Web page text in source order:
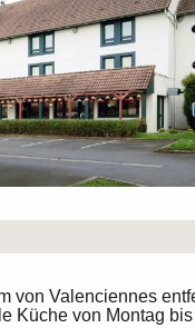
von Valenciennes
Küche von Montag